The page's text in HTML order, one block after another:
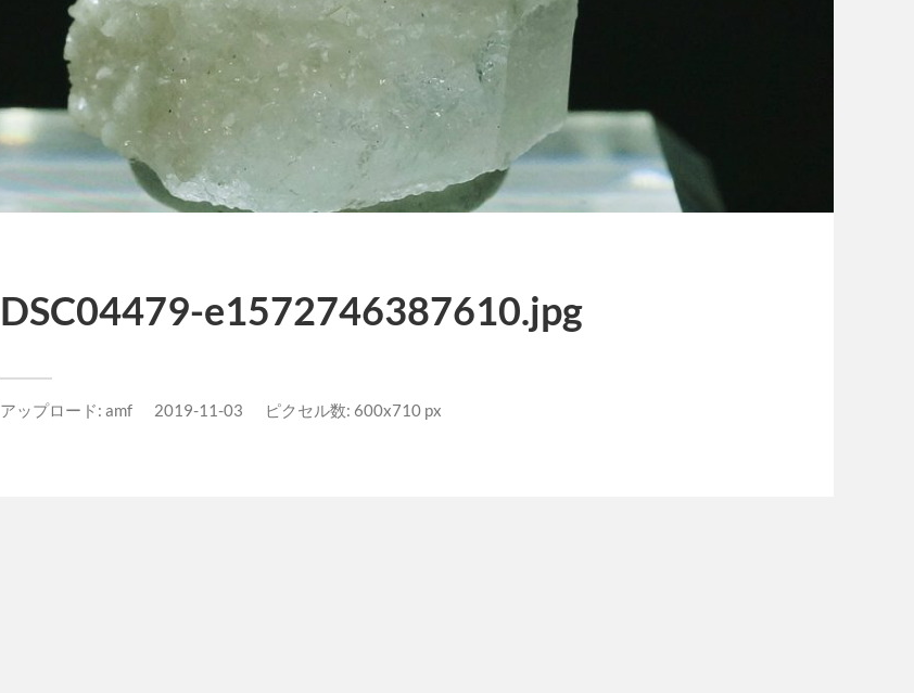
DSC04479-e1572746387610.jpg
アップロード: amf 2019-11-03 ピクセル数: 600x710 px